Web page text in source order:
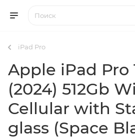
iPad Pro
Apple iPad Pro
(2024) 512Gb
Cellular with
glass (Space